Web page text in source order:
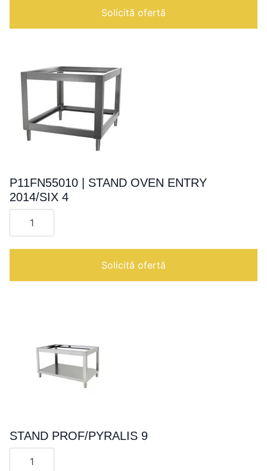
12
Solicită ofertă
P11FN55010 | STAND OVEN ENTRY
2014/SIX 4
Cantitate
P11FN55010
|
OVEN
4
Solicită ofertă
STAND PROF/PYRALIS 9
Cantitate
STAND